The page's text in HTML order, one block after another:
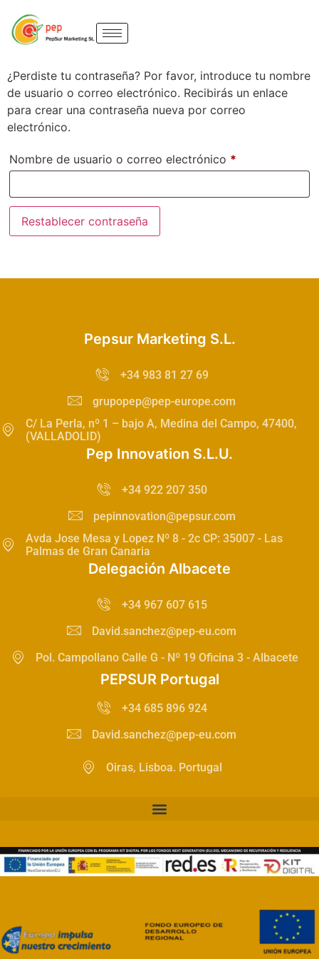
¿Perdiste tu contraseña? Por favor, introduce tu nombre
de usuario o correo electrónico. Recibirás un enlace
para crear una contraseña nueva por correo
electrónico.
Nombre de usuario o correo electrónico *
Restablecer contraseña
Pepsur Marketing S.L.
+34 983 81 27 69
grupopep@pep-europe.com
C/ La Perla, nº 1 – bajo A, Medina del Campo, 47400,
(VALLADOLID)
Pep Innovation S.L.U.
+34 922 207 350
pepinnovation@pepsur.com
Avda Jose Mesa y Lopez Nº 8 - 2c CP: 35007 - Las
Palmas de Gran Canaria
Delegación Albacete
+34 967 607 615
David.sanchez@pep-eu.com
Pol. Campollano Calle G - Nº 19 Oficina 3 - Albacete
PEPSUR Portugal
+34 685 896 924
David.sanchez@pep-eu.com
Oiras, Lisboa. Portugal